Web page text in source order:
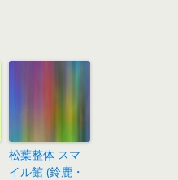
松葉整体 スマ
イル館 (鈴鹿・